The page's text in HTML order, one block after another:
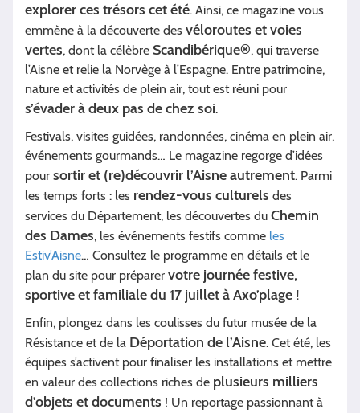
explorer ces trésors cet été. Ainsi, ce magazine vous
emmène à la découverte des véloroutes et voies
vertes, dont la célèbre Scandibérique®, qui traverse
l’Aisne et relie la Norvège à l’Espagne. Entre patrimoine,
nature et activités de plein air, tout est réuni pour
s’évader à deux pas de chez soi.
Festivals, visites guidées, randonnées, cinéma en plein air,
événements gourmands… Le magazine regorge d’idées
pour sortir et (re)découvrir l’Aisne autrement. Parmi
les temps forts : les rendez-vous culturels des
services du Département, les découvertes du Chemin
des Dames, les événements festifs comme les
Estiv’Aisne… Consultez le programme en détails et le
plan du site pour préparer votre journée festive,
sportive et familiale du 17 juillet à Axo’plage !
Enfin, plongez dans les coulisses du futur musée de la
Résistance et de la Déportation de l’Aisne. Cet été, les
équipes s’activent pour finaliser les installations et mettre
en valeur des collections riches de plusieurs milliers
d’objets et documents ! Un reportage passionnant à